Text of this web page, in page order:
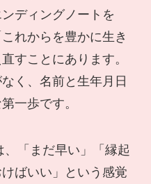
ディングノートを
れからを豊かに生き
すことにあります。
く、名前と生年月日
一歩です。
「まだ早い」「縁起
ばいい」という感覚